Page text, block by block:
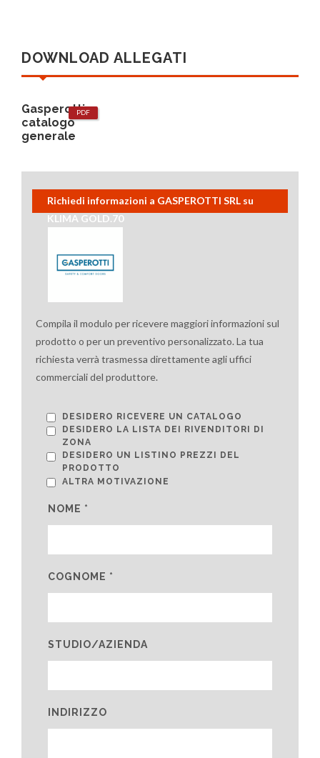
DOWNLOAD ALLEGATI
PDF
Gasperotti
catalogo
generale
Richiedi informazioni a GASPEROTTI SRL su
KLIMA GOLD.70
Compila il modulo per ricevere maggiori informazioni sul
prodotto o per un preventivo personalizzato. La tua
richiesta verrà trasmessa direttamente agli uffici
commerciali del produttore.
DESIDERO RICEVERE UN CATALOGO
DESIDERO LA LISTA DEI RIVENDITORI DI
ZONA
DESIDERO UN LISTINO PREZZI DEL
PRODOTTO
ALTRA MOTIVAZIONE
NOME *
COGNOME *
STUDIO/AZIENDA
INDIRIZZO